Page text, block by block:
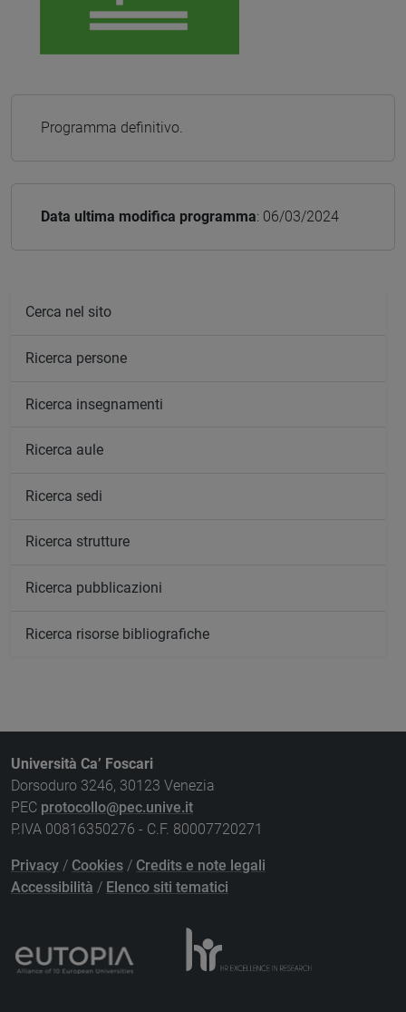
Programma definitivo.
Data ultima modifica programma: 06/03/2024
Cerca nel sito
Ricerca persone
Ricerca insegnamenti
Ricerca aule
Ricerca sedi
Ricerca strutture
Ricerca pubblicazioni
Ricerca risorse bibliografiche
Università Ca’ Foscari
Dorsoduro 3246, 30123 Venezia
PEC protocollo@pec.unive.it
P.IVA 00816350276 - C.F. 80007720271
Privacy / Cookies / Credits e note legali
Accessibilità / Elenco siti tematici